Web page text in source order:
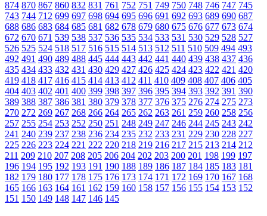
874 870 867 860 832 831 761 752 751 749 750 748 746 747 745
743 744 712 699 697 698 694 695 696 691 692 693 689 690 687
688 686 683 684 685 681 682 678 679 680 675 676 677 673 674
672 670 671 539 538 537 536 535 534 533 531 530 529 528 527
526 525 524 518 517 516 515 514 513 512 511 510 509 494 493
492 491 490 489 488 445 444 443 442 441 440 439 438 437 436
435 434 433 432 431 430 429 427 426 425 424 423 422 421 420
419 418 417 416 415 414 413 412 411 410 409 408 407 406 405
404 403 402 401 400 399 398 397 396 395 394 393 392 391 390
389 388 387 386 381 380 379 378 377 376 375 276 274 275 273
270 272 269 267 268 266 264 265 262 263 261 259 260 258 256
257 255 254 253 252 250 251 248 249 247 246 244 245 243 242
241 240 239 237 238 236 234 235 232 233 231 229 230 228 227
225 226 223 224 221 222 220 218 219 216 217 215 213 214 212
211 209 210 207 208 205 206 204 202 203 200 201 198 199 197
196 194 195 192 193 191 190 188 189 186 187 184 185 183 181
182 179 180 177 178 175 176 173 174 171 172 169 170 167 168
165 166 163 164 161 162 159 160 158 157 156 155 154 153 152
151 150 149 148 147 146 145